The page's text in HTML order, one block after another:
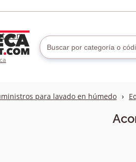
para lavado en húmedo